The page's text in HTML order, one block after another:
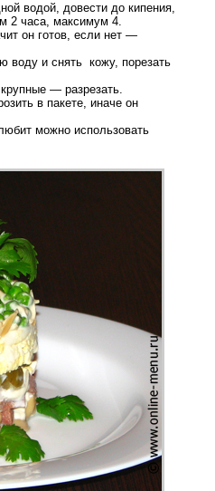
водой, довести до кипения,
2 часа, максимум 4.
он готов, если нет —
воду и снять кожу, порезать
— разрезать.
в пакете, иначе он
можно использовать